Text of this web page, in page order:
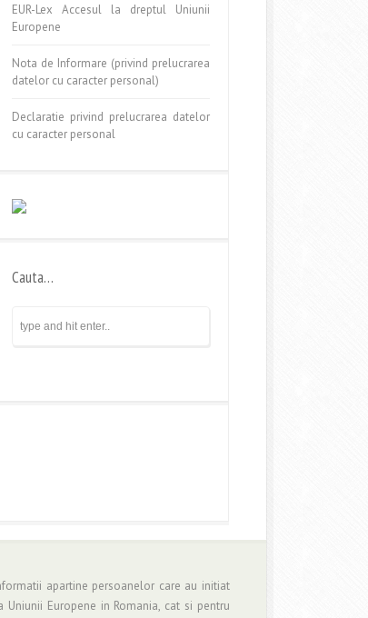
EUR-Lex Accesul la dreptul Uniunii
Europene
Nota de Informare (privind prelucrarea
datelor cu caracter personal)
Declaratie privind prelucrarea datelor
cu caracter personal
Cauta…
apartine persoanelor care au initiat
Europene in Romania, cat si pentru